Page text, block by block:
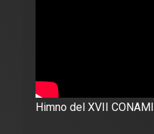
Himno del XVII CONAMI